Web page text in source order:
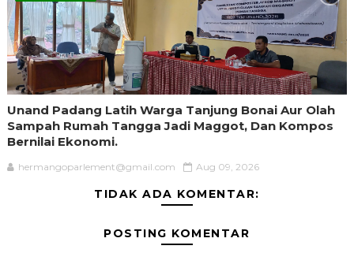
Unand Padang Latih Warga Tanjung Bonai Aur Olah
Sampah Rumah Tangga Jadi Maggot, Dan Kompos
Bernilai Ekonomi.
hermangoparlement@gmail.com Aug 09, 2026
TIDAK ADA KOMENTAR:
POSTING KOMENTAR